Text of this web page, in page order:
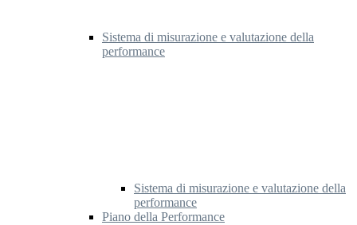
Sistema di misurazione e valutazione della
performance
Sistema di misurazione e valutazione della
performance
Piano della Performance